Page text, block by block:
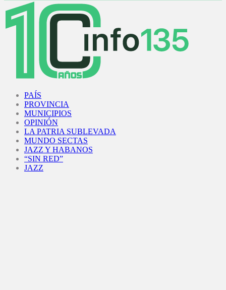
PAÍS
PROVINCIA
MUNICIPIOS
OPINIÓN
LA PATRIA SUBLEVADA
MUNDO SECTAS
JAZZ Y HABANOS
“SIN RED”
JAZZ